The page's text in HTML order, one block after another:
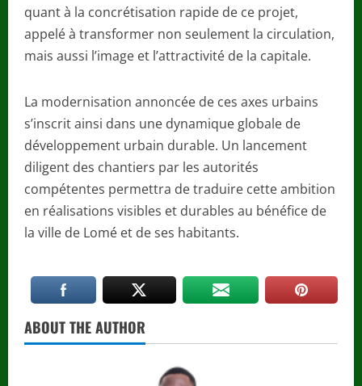
quant à la concrétisation rapide de ce projet,
appelé à transformer non seulement la circulation,
mais aussi l’image et l’attractivité de la capitale.
La modernisation annoncée de ces axes urbains
s’inscrit ainsi dans une dynamique globale de
développement urbain durable. Un lancement
diligent des chantiers par les autorités
compétentes permettra de traduire cette ambition
en réalisations visibles et durables au bénéfice de
la ville de Lomé et de ses habitants.
ABOUT THE AUTHOR